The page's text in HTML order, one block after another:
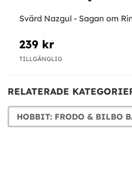
Svärd Nazgul - Sagan om
239 kr
TILLGÄNGLIG
RELATERADE